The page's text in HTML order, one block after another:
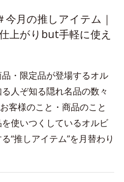
今月の推しアイテム｜
上がりbut手軽に使え
・限定品が登場するオル
人ぞ知る隠れ名品の数々
客様のこと・商品のこと
使いつくしているオルビ
“推しアイテム”を月替わり